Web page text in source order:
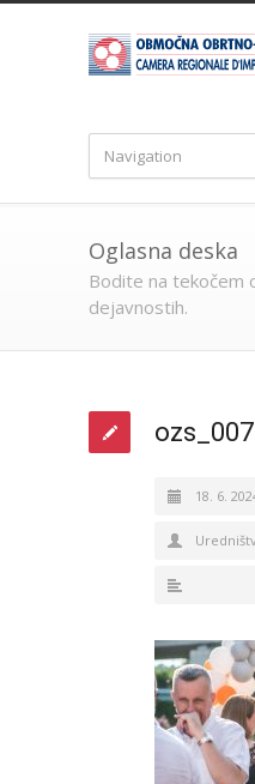
Oglasna deska
Bodite na tekočem
dejavnostih.
18. 6.